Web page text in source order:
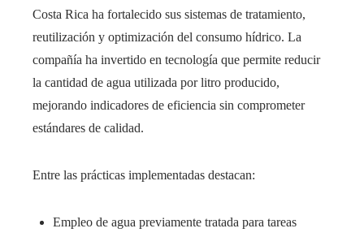
Costa Rica ha fortalecido sus sistemas de tratamiento,
reutilización y optimización del consumo hídrico. La
compañía ha invertido en tecnología que permite reducir
la cantidad de agua utilizada por litro producido,
mejorando indicadores de eficiencia sin comprometer
estándares de calidad.
Entre las prácticas implementadas destacan:
Empleo de agua previamente tratada para tareas